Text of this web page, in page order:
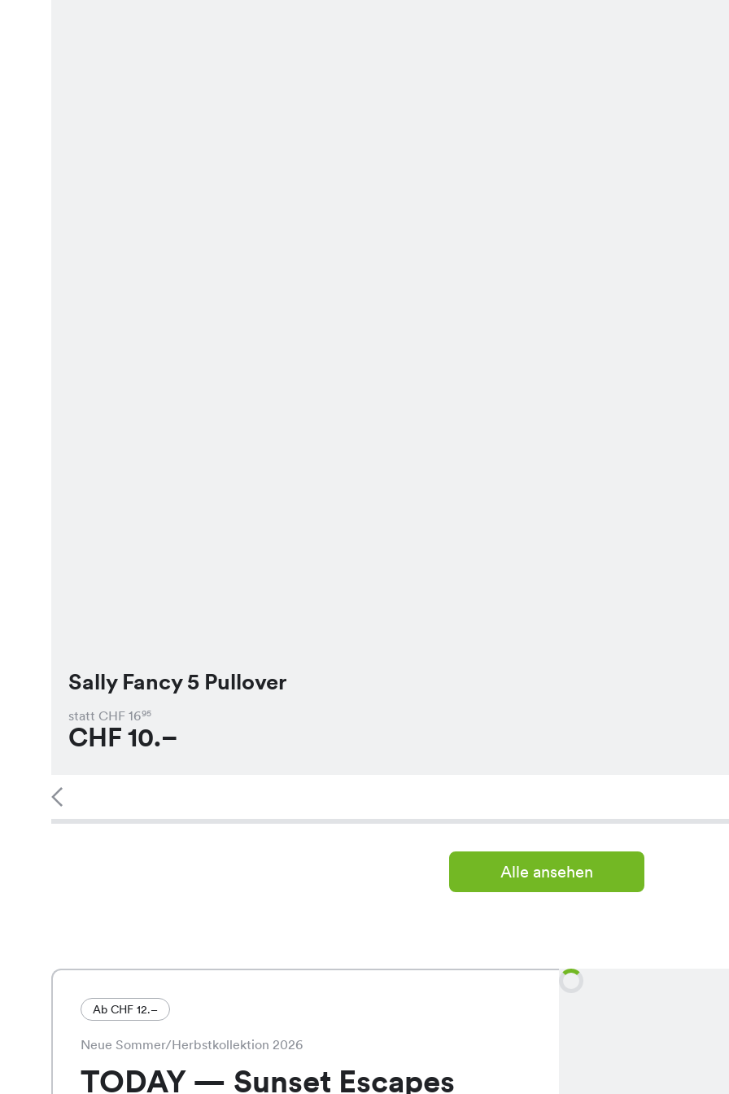
Sally Fancy 5 Pullover
statt CHF 1695
CHF 10.–
Alle ansehen
Ab CHF 12.–
Neue Sommer/Herbstkollektion 2026
TODAY — Sunset Escapes